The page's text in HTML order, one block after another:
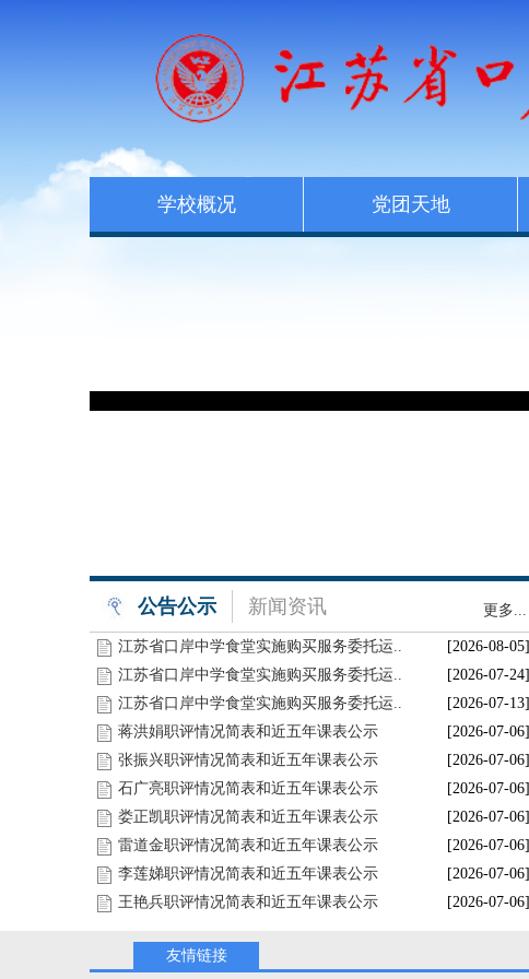
学校概况 党团天地
公告公示 新闻资讯 更多...
江苏省口岸中学食堂实施购买服务委托运..
[2026-08-05]
江苏省口岸中学食堂实施购买服务委托运..
[2026-07-24]
江苏省口岸中学食堂实施购买服务委托运..
[2026-07-13]
蒋洪娟职评情况简表和近五年课表公示
[2026-07-06]
张振兴职评情况简表和近五年课表公示
[2026-07-06]
石广亮职评情况简表和近五年课表公示
[2026-07-06]
娄正凯职评情况简表和近五年课表公示
[2026-07-06]
雷道金职评情况简表和近五年课表公示
[2026-07-06]
李莲娣职评情况简表和近五年课表公示
[2026-07-06]
王艳兵职评情况简表和近五年课表公示
[2026-07-06]
友情链接